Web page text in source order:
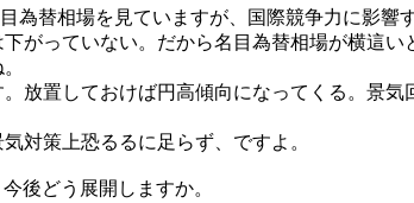
替相場を見ていますが、国際競争力に影響
がっていない。だから名目為替相場が横這
置しておけば円高傾向になってくる。景
対策上恐るるに足らず、ですよ。
後どう展開しますか。